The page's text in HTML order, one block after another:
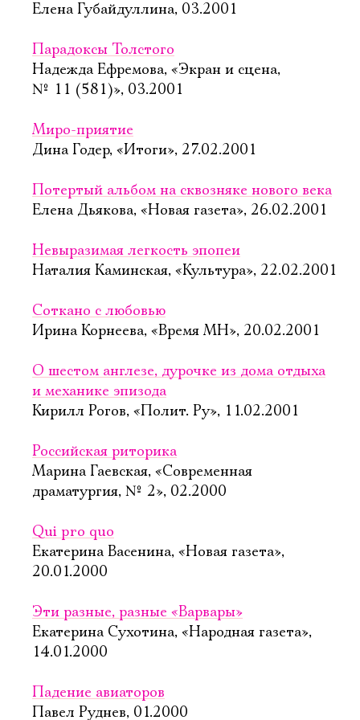
Елена Губайдуллина, 03.2001
Парадоксы Толстого
Надежда Ефремова, «Экран и сцена,
№ 11 (581)», 03.2001
Миро-приятие
Дина Годер, «Итоги», 27.02.2001
Потертый альбом на сквозняке нового века
Елена Дьякова, «Новая газета», 26.02.2001
Невыразимая легкость эпопеи
Наталия Каминская, «Культура», 22.02.2001
Соткано с любовью
Ирина Корнеева, «Время МН», 20.02.2001
О шестом англезе, дурочке из дома отдыха
и механике эпизода
Кирилл Рогов, «Полит. Ру», 11.02.2001
Российская риторика
Марина Гаевская, «Современная
драматургия, № 2», 02.2000
Qui pro quo
Екатерина Васенина, «Новая газета»,
20.01.2000
Эти разные, разные «Варвары»
Екатерина Сухотина, «Народная газета»,
14.01.2000
Падение авиаторов
Павел Руднев, 01.2000